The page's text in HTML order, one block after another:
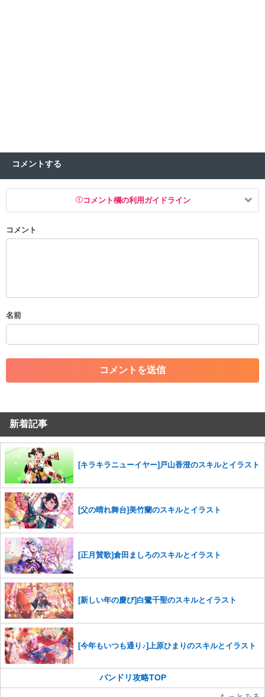
コメントする
コメント欄の利用ガイドライン
以下の書き込みを禁止とし、場合によってはコメント削除や書き込み制
・一度削除された投稿を再び投稿すること
・アカウントの売買など金銭が絡む内容の投稿
・各ゲームのネタバレを含む内容の投稿
・その他、管理者が不適切と判断した投稿
コメントの削除を申請する
せていただきます。ご了承ください。
※一度削除したコメントは復元ができませんのでご注意くだ
さい。
また、過度な利用規約の違反や、弊社に損害の及ぶ内容の書き込みがあ
った場合は、法的措置をとらせていただく場合もございますので、あら
かじめご理解くださいませ。
コメント
名前
新着記事
[キラキラニューイヤー]戸山香澄のスキルとイラスト
[父の晴れ舞台]美竹蘭のスキルとイラスト
[正月賛歌]倉田ましろのスキルとイラスト
[新しい年の慶び]白鷺千聖のスキルとイラスト
[今年もいつも通り♪]上原ひまりのスキルとイラスト
バンドリ攻略TOP